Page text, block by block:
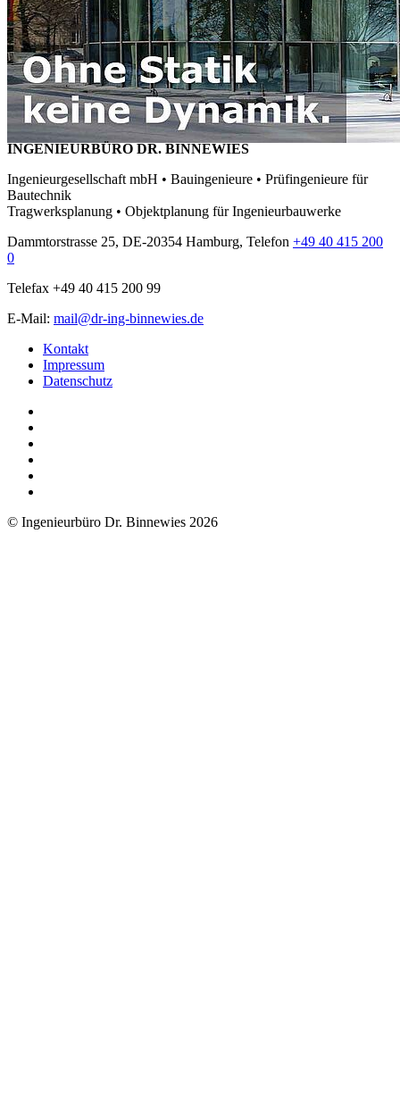
INGENIEURBÜRO DR. BINNEWIES
Ingenieurgesellschaft mbH • Bauingenieure • Prüfingenieure für
Bautechnik
Tragwerksplanung • Objektplanung für Ingenieurbauwerke
Dammtorstrasse 25, DE-20354 Hamburg, Telefon +49 40 415 200
0
Telefax +49 40 415 200 99
E-Mail: mail@dr-ing-binnewies.de
Kontakt
Impressum
Datenschutz
© Ingenieurbüro Dr. Binnewies 2026